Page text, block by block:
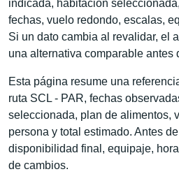
indicada, habitación
fechas, vuelo redondo, escalas,
Si un dato cambia al revalidar, el
una alternativa comparable antes
Esta página resume una
ruta SCL - PAR, fechas
seleccionada, plan de alimentos,
persona y total estimado. Antes
disponibilidad final, equipaje,
de cambios.